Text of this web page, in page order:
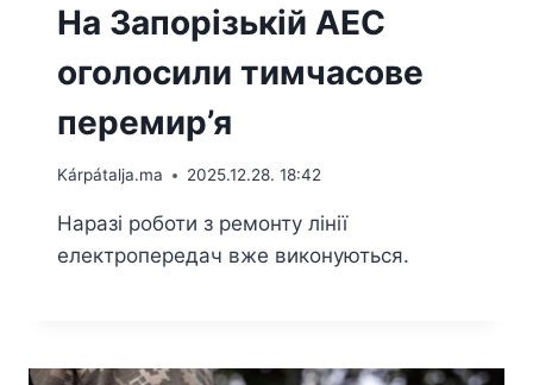
На Запорізькій АЕС
оголосили тимчасове
перемир’я
Kárpátalja.ma 2025.12.28. 18:42
Наразі роботи з ремонту лінії
електропередач вже виконуються.